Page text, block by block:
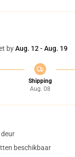
byAug. 12 - Aug. 19
Shipping
Aug. 08
beschikbaar